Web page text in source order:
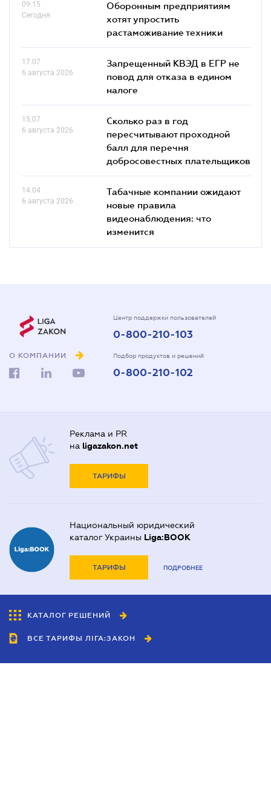
09.15
Сегодня
Оборонным предприятиям
хотят упростить
растаможивание техники
17.07
6 августа 2026
Запрещенный КВЭД в ЕГР не
повод для отказа в едином
налоге
15.07
6 августа 2026
Сколько раз в год
пересчитывают проходной
балл для перечня
добросовестных плательщиков
14.04
6 августа 2026
Табачные компании ожидают
новые правила
видеонаблюдения: что
изменится
О КОМПАНИИ
Центр поддержки пользователей
0-800-210-103
Подбор продуктов и решений
0-800-210-102
Реклама и PR
на ligazakon.net
ТАРИФЫ
Национальный юридический
каталог Украины Liga:BOOK
ТАРИФЫ ПОДРОБНЕЕ
КАТАЛОГ РЕШЕНИЙ
ВСЕ ТАРИФЫ ЛІГА:ЗАКОН